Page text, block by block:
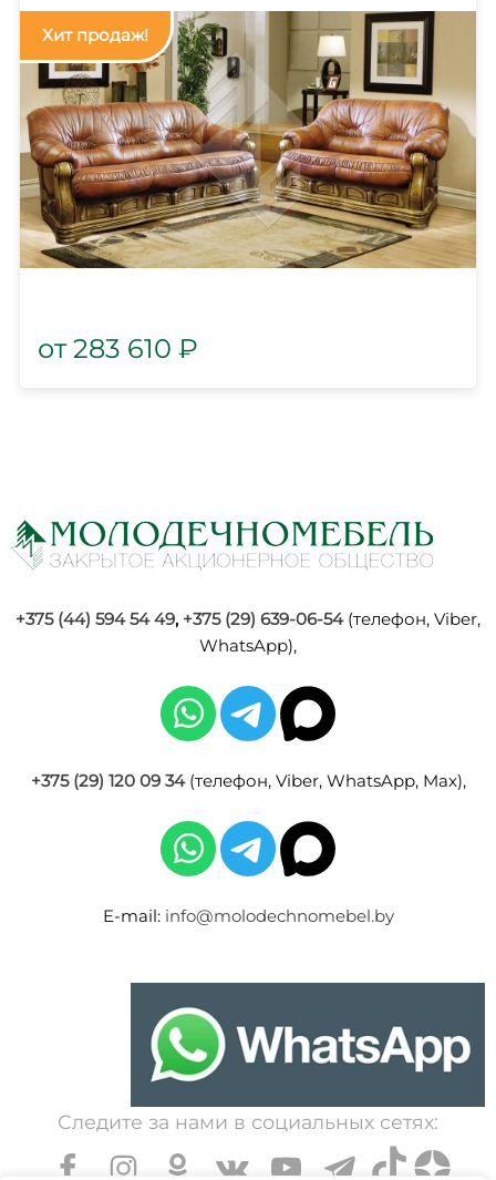
283 610 ₽
+375 (44) 594 54 49, +375 (29) 639-06-54(телефон, Viber,
WhatsApp),
+375 (29) 120 09 34(телефон, Viber, WhatsApp, Max),
E-mail: info@molodechnomebel.by
Следите за нами в социальных сетях: